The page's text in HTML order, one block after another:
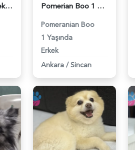
Teddy 1 yaş erkek - 118984673 Pomerian Boo 1 Yaşında Eş Arıyor - 118984665
Pomeranian Boo
1 Yaşında
Erkek
Ankara / Sincan